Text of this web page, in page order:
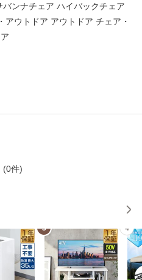
ンナチェア ハイバックチェア
ウトドア アウトドア チェア・
(0件)
3 4